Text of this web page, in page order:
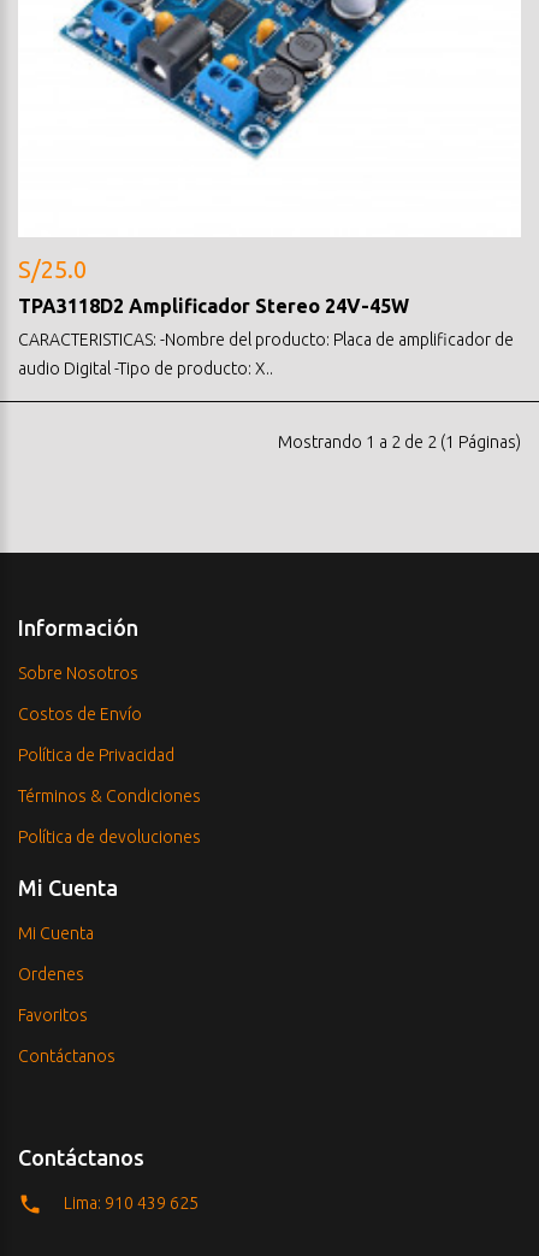
S/25.0
TPA3118D2 Amplificador Stereo 24V-45W
CARACTERISTICAS: -Nombre del producto: Placa de amplificador de
audio Digital -Tipo de producto: X..
Mostrando 1 a 2 de 2 (1 Páginas)
Información
Sobre Nosotros
Costos de Envío
Política de Privacidad
Términos & Condiciones
Política de devoluciones
Mi Cuenta
Mi Cuenta
Ordenes
Favoritos
Contáctanos
Contáctanos
Lima: 910 439 625